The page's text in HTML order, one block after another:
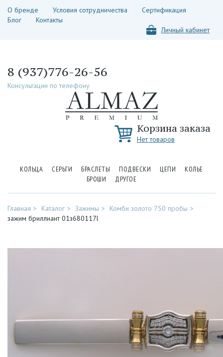
О бренде Условия сотрудничества
Сертификация
Блог
Контакты
Личный кабинет
8 (937)776-26-56
Консультации по телефону
Корзина заказа
Нет товаров
КОЛЬЦА СЕРЬГИ БРАСЛЕТЫ ПОДВЕСКИ ЦЕПИ
КОЛЬЕ
БРОШИ
ДРУГОЕ
Главная Каталог Зажимы
Комби золото 750 пробы
зажим бриллиант 01з680117l